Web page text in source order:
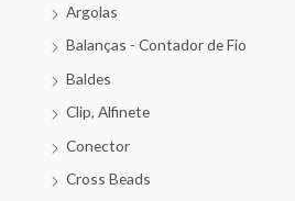
Argolas
Balanças - Contador de Fio
Baldes
Clip, Alfinete
Conector
Cross Beads